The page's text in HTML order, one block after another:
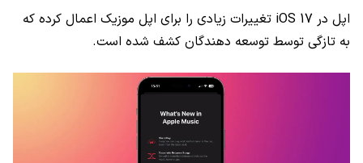
اپل در iOS 17 تغییرات زیادی را برای اپل موزیک اعمال کرده که
به تازگی توسط توسعه دهندگان کشف شده است.